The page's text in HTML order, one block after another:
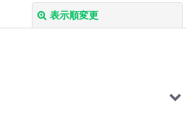
表示順変更